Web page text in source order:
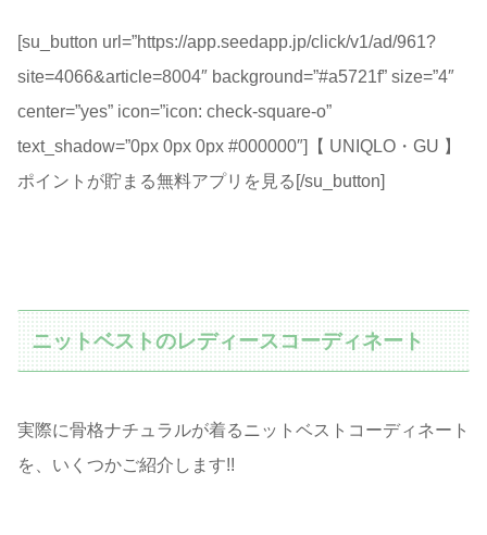
[su_button url=”https://app.seedapp.jp/click/v1/ad/961?
site=4066&article=8004″ background=”#a5721f” size=”4″
center=”yes” icon=”icon: check-square-o”
text_shadow=”0px 0px 0px #000000″]【 UNIQLO・GU 】
ポイントが貯まる無料アプリを見る[/su_button]
ニットベストのレディースコーディネート
実際に骨格ナチュラルが着るニットベストコーディネート
を、いくつかご紹介します!!